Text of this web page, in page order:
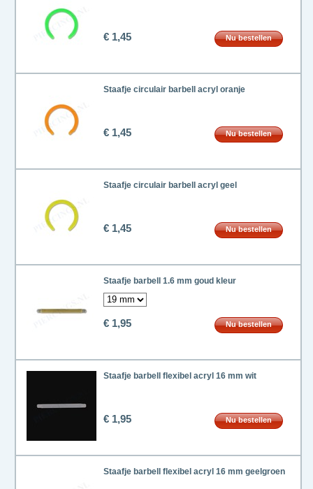
€ 1,45 Nu bestellen
Staafje circulair barbell acryl oranje
€ 1,45 Nu bestellen
Staafje circulair barbell acryl geel
€ 1,45 Nu bestellen
Staafje barbell 1.6 mm goud kleur
€ 1,95 Nu bestellen
Staafje barbell flexibel acryl 16 mm wit
€ 1,95 Nu bestellen
Staafje barbell flexibel acryl 16 mm geelgroen